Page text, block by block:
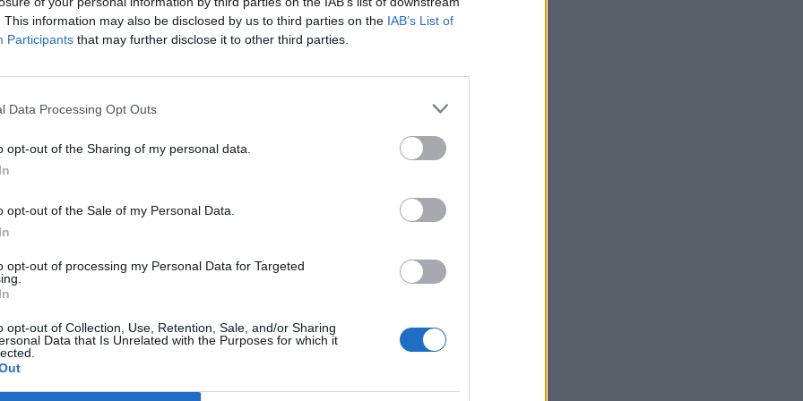
This information may also be disclosed by us to third parties on the IAB’s List of
Participants that may further disclose it to other third parties.
Data Processing Opt Outs
opt-out of the Sharing of my personal data.
opt-out of the Sale of my Personal Data.
opt-out of processing my Personal Data for Targeted
opt-out of Collection, Use, Retention, Sale, and/or Sharing
Data that Is Unrelated with the Purposes for which it
a diszkont-légitársaság. Mint ismeretes, a három körben lehívott, hosszú
mederbe került. "A 25 millió eurós finanszírozás és az év eleje óta pozitív
biztosítják a jövőbeni növekedést"...
portfolio.hu hírarchívumához tartozik, melynek olvasása előfizetéses
cikkarchívum
elmúlt 2 év napon belüli
Előfizetés